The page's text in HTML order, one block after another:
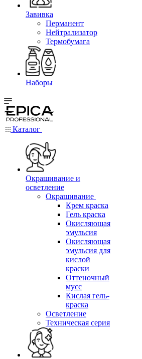
Завивка
Перманент
Нейтрализатор
Термобумага
Наборы
Каталог
Окрашивание и
осветление
Окрашивание
Крем краска
Гель краска
Окисляющая
эмульсия
Окисляющая
эмульсия для
кислой
краски
Оттеночный
мусс
Кислая гель-
краска
Осветление
Техническая серия